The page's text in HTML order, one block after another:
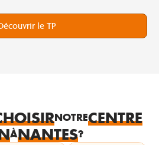
le TP
NOTRECENTRE
ÀNANTES?